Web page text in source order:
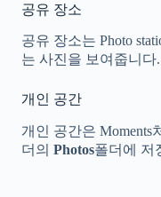
공유 장소
공유 장소는 Photo
는 사진을 보여줍니다.
개인 공간
개인 공간은 Moments
더의 Photos폴더에 저